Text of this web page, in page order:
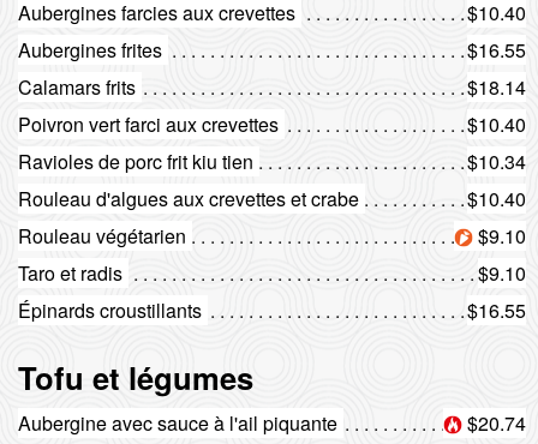
Aubergines farcies aux crevettes
$10.40
Aubergines frites
$16.55
Calamars frits
$18.14
Poivron vert farci aux crevettes
$10.40
Ravioles de porc frit kiu tien
$10.34
Rouleau d'algues aux crevettes et crabe
$10.40
Rouleau végétarien
$9.10
Taro et radis
$9.10
Épinards croustillants
$16.55
Tofu et légumes
Aubergine avec sauce à l'ail piquante
$20.74